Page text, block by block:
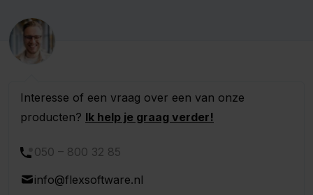
Interesse of een vraag over een van onze
producten? Ik help je graag verder!
050 – 800 32 85
info@flexsoftware.nl